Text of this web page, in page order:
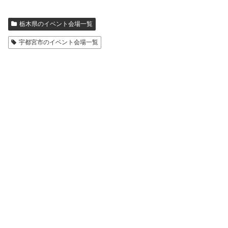
栃木県のイベント会場一覧
宇都宮市のイベント会場一覧